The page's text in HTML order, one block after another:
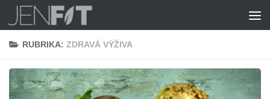
Skip to content
RUBRIKA: ZDRAVÁ VÝŽIVA